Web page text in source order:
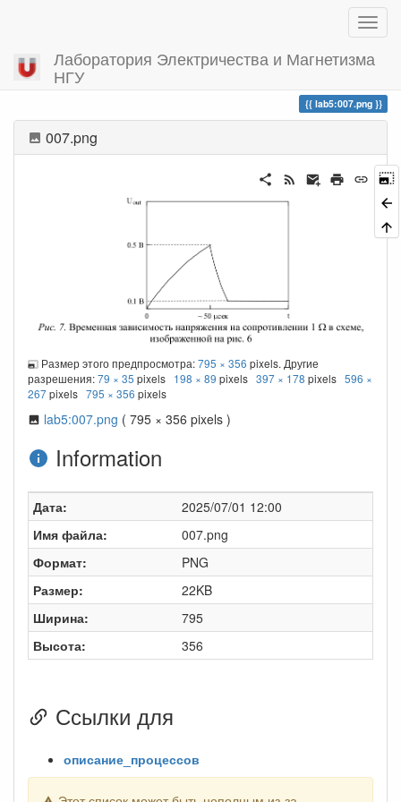
Лаборатория Электричества и Магнетизма
НГУ
Вы посетили
lab5:007.png
007.png
Размер этого предпросмотра:795 × 356 pixels. Другие
разрешения:79 × 35 pixels 198 × 89 pixels 397 × 178 pixels 596 ×
267pixels 795 × 356 pixels
lab5:007.png ( 795 × 356 pixels )
Information
Дата:
2025/07/01 12:00
Имя файла:
007.png
Формат:
PNG
Размер:
22KB
Ширина:
795
Высота:
356
Ссылки для
описание_процессов